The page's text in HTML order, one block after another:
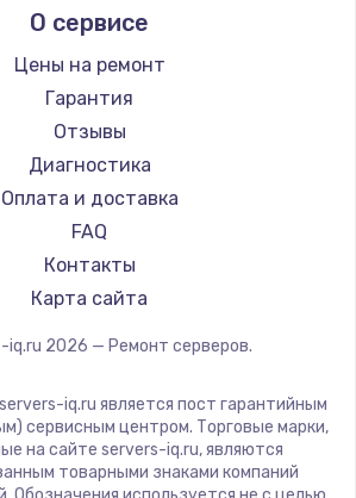
Заказать
электроконфорки
1300 руб.
Техобслуживание
900 руб.
Заказать
/ подключение / демонтаж
Заказать
Прошивка
О сервисе
Цены на ремонт
Гарантия
Отзывы
Диагностика
Оплата и доставка
FAQ
Контакты
Карта сайта
iq.ru 2026 — Ремонт серверов.
iq.ru является пост гарантийным
сервисным центром. Торговые марки,
на сайте servers-iq.ru, являются
товарными знаками компаний